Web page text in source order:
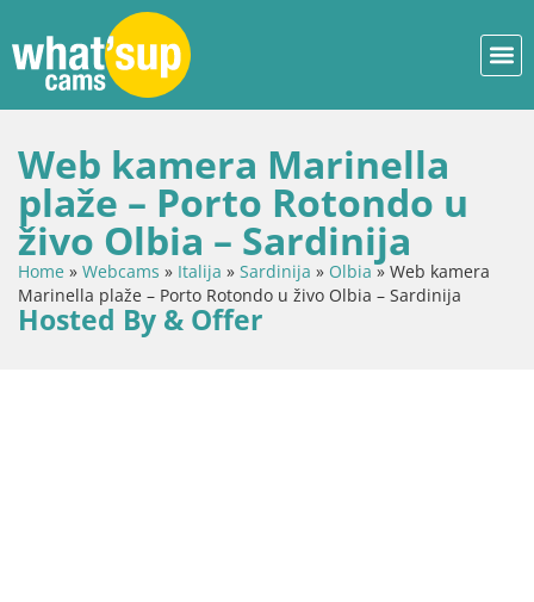
Web kamera Marinella
plaže – Porto Rotondo u
živo Olbia – Sardinija
Home » Webcams » Italija » Sardinija » Olbia» Web kamera
Marinella plaže – Porto Rotondo u živo Olbia – Sardinija
Hosted By & Offer